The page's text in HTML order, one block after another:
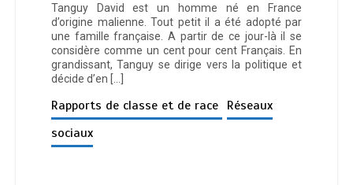
Tanguy David est un homme né en France
d’origine malienne. Tout petit il a été adopté par
une famille française. A partir de ce jour-là il se
considère comme un cent pour cent Français. En
grandissant, Tanguy se dirige vers la politique et
décide d’en […]
Rapports de classe et de race Réseaux
sociaux